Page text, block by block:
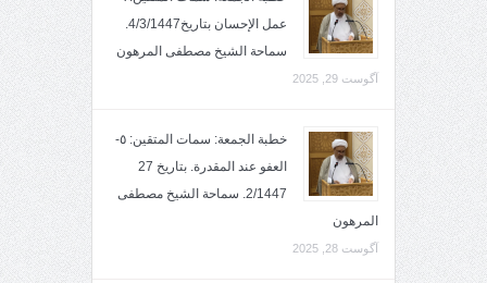
عمل الإحسان بتاريخ4/3/1447.
سماحة الشيخ مصطفى المرهون
آگوست 29, 2025
خطبة الجمعة: سمات المتقين: ٥-
العفو عند المقدرة. بتاريخ 27
2/1447. سماحة الشيخ مصطفى
المرهون
آگوست 28, 2025